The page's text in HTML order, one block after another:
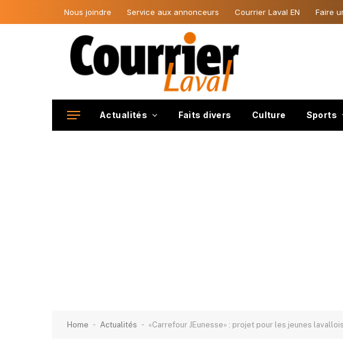
Nous joindre Service aux annonceurs Courrier Laval EN Faire
Actualités Faits divers Culture Sports
Home - Actualités - «Carrefour JEunesse» : projet pour les jeunes lavallois